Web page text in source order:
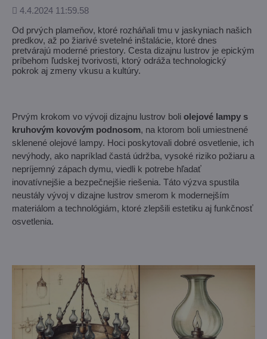
Pridané
4.4.2024 11:59.58
Od prvých plameňov, ktoré rozháňali tmu v jaskyniach našich
predkov, až po žiarivé svetelné inštalácie, ktoré dnes
pretvárajú moderné priestory. Cesta dizajnu lustrov je epickým
príbehom ľudskej tvorivosti, ktorý odráža technologický
pokrok aj zmeny vkusu a kultúry.
Prvým krokom vo vývoji dizajnu lustrov boli olejové lampy s
kruhovým kovovým podnosom, na ktorom boli umiestnené
sklenené olejové lampy. Hoci poskytovali dobré osvetlenie, ich
nevýhody, ako napríklad častá údržba, vysoké riziko požiaru a
nepríjemný zápach dymu, viedli k potrebe hľadať
inovatívnejšie a bezpečnejšie riešenia. Táto výzva spustila
neustály vývoj v dizajne lustrov smerom k modernejším
materiálom a technológiám, ktoré zlepšili estetiku aj funkčnosť
osvetlenia.